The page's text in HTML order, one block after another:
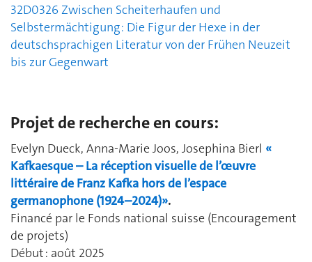
32D0326 Zwischen Scheiterhaufen und
Selbstermächtigung: Die Figur der Hexe in der
deutschsprachigen Literatur von der Frühen Neuzeit
bis zur Gegenwart
Projet de recherche en cours:
Evelyn Dueck, Anna-Marie Joos, Josephina Bierl «
Kafkaesque – La réception visuelle de l’œuvre
littéraire de Franz Kafka hors de l’espace
germanophone (1924–2024)».
Financé par le Fonds national suisse (Encouragement
de projets)
Début : août 2025